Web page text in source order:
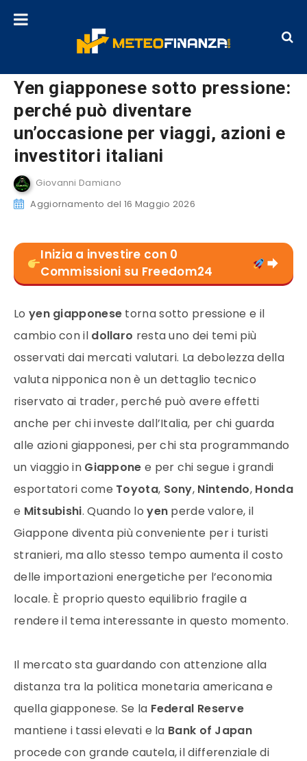
Yen giapponese sotto pressione:
perché può diventare
un’occasione per viaggi, azioni e
investitori italiani
Giovanni Damiano
Aggiornamento del 16 Maggio 2026
Inizia a investire con 0
Commissioni su Freedom24
Lo yen giapponese torna sotto pressione e il
cambio con il dollaro resta uno dei temi più
osservati dai mercati valutari. La debolezza della
valuta nipponica non è un dettaglio tecnico
riservato ai trader, perché può avere effetti
anche per chi investe dall’Italia, per chi guarda
alle azioni giapponesi, per chi sta programmando
un viaggio in Giappone e per chi segue i grandi
esportatori come Toyota, Sony, Nintendo, Honda
e Mitsubishi. Quando loyen perde valore, il
Giappone diventa più conveniente per i turisti
stranieri, ma allo stesso tempo aumenta il costo
delle importazioni energetiche per l’economia
locale. È proprio questo equilibrio fragile a
rendere il tema interessante in questo momento.
Il mercato sta guardando con attenzione alla
distanza tra la politica monetaria americana e
quella giapponese. Se la Federal Reserve
mantiene i tassi elevati e la Bank of Japan
procede con grande cautela, il differenziale di